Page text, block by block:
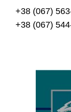
+38 (067)
+38 (067)